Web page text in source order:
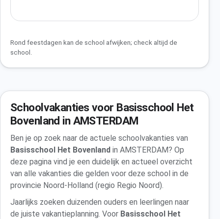
Rond feestdagen kan de school afwijken; check altijd de
school.
Schoolvakanties voor Basisschool Het
Bovenland in AMSTERDAM
Ben je op zoek naar de actuele schoolvakanties van
Basisschool Het Bovenland in AMSTERDAM? Op
deze pagina vind je een duidelijk en actueel overzicht
van alle vakanties die gelden voor deze school in de
provincie Noord-Holland (regio Regio Noord).
Jaarlijks zoeken duizenden ouders en leerlingen naar
de juiste vakantieplanning. Voor Basisschool Het